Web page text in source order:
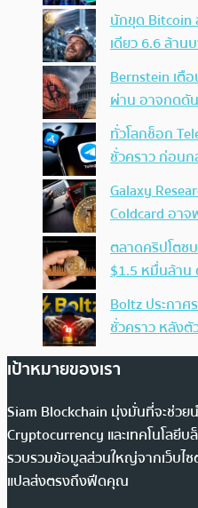
นักขุด Bitcoin
เดียว 6.6 ล้าน
Bernstein เตื
ผ่าน อาจกดดั
ทั่วโลกช็อก
ชั่วคราว ก่อน
Galaxy
Coldcard อา
ตลาดคริปโตซ
$1.5 หมื่นล้าน
Boltz ประกาศ
ชั่วคราว หลังตั
เป้าหมายของเรา
Siam Blockchain มุ่งมั่นที่จะช่วย
Cryptocurrency และเทคโนโลยีบ
รวบรวมข้อมูลส่วนใหญ่จากเว็บไซ
แปลส่งตรงถึงฟีดคุณ